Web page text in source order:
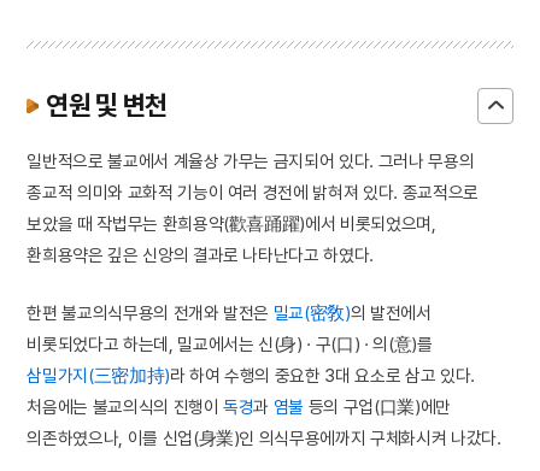
연원 및 변천
일반적으로 불교에서 계율상 가무는 금지되어 있다. 그러나 무용의
종교적 의미와 교화적 기능이 여러 경전에 밝혀져 있다. 종교적으로
보았을 때 작법무는 환희용약(歡喜踊躍)에서 비롯되었으며,
환희용약은 깊은 신앙의 결과로 나타난다고 하였다.
한편 불교의식무용의 전개와 발전은 밀교(密敎)의 발전에서
비롯되었다고 하는데, 밀교에서는 신(身) · 구(口) · 의(意)를
삼밀가지(三密加持)라 하여 수행의 중요한 3대 요소로 삼고 있다.
처음에는 불교의식의 진행이독경과 염불 등의 구업(口業)에만
의존하였으나, 이를 신업(身業)인 의식무용에까지 구체화시켜 나갔다.